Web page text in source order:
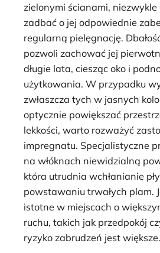
zielonymi ścianami,
zadbać o jej odpowiednie
regularną pielęgnację.
pozwoli zachować jej
długie lata, ciesząc oko i
użytkowania. W przypadku
zwłaszcza tych w jasnych
optycznie powiększać
lekkości, warto rozważyć
impregnatu. Specjalistyczne
na włóknach niewidzialną
która utrudnia wchłanianie
powstawaniu trwałych plam.
istotne w miejscach o
ruchu, takich jak przedpokój
ryzyko zabrudzeń jest większe.